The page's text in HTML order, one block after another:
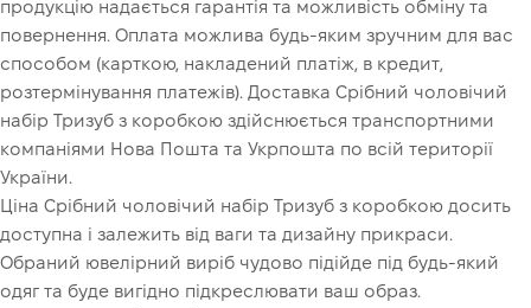
продукцію надається гарантія та можливість обміну та
повернення. Оплата можлива будь-яким зручним для вас
способом (карткою, накладений платіж, в кредит,
розтермінування платежів). Доставка Срібний чоловічий
набір Тризуб з коробкою здійснюється транспортними
компаніями Нова Пошта та Укрпошта по всій території
України.
Ціна Срібний чоловічий набір Тризуб з коробкою досить
доступна і залежить від ваги та дизайну прикраси.
Обраний ювелірний виріб чудово підійде під будь-який
одяг та буде вигідно підкреслювати ваш образ.